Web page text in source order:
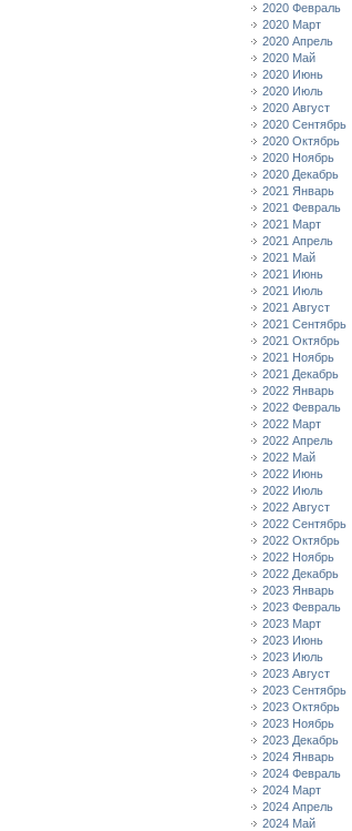
2020 Февраль
2020 Март
2020 Апрель
2020 Май
2020 Июнь
2020 Июль
2020 Август
2020 Сентябрь
2020 Октябрь
2020 Ноябрь
2020 Декабрь
2021 Январь
2021 Февраль
2021 Март
2021 Апрель
2021 Май
2021 Июнь
2021 Июль
2021 Август
2021 Сентябрь
2021 Октябрь
2021 Ноябрь
2021 Декабрь
2022 Январь
2022 Февраль
2022 Март
2022 Апрель
2022 Май
2022 Июнь
2022 Июль
2022 Август
2022 Сентябрь
2022 Октябрь
2022 Ноябрь
2022 Декабрь
2023 Январь
2023 Февраль
2023 Март
2023 Июнь
2023 Июль
2023 Август
2023 Сентябрь
2023 Октябрь
2023 Ноябрь
2023 Декабрь
2024 Январь
2024 Февраль
2024 Март
2024 Апрель
2024 Май